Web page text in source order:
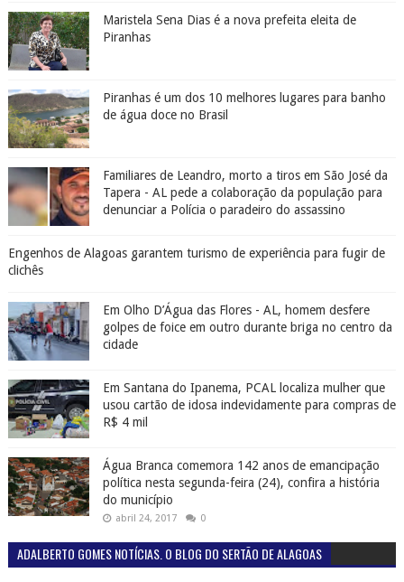
Maristela Sena Dias é a nova prefeita eleita de
Piranhas
Piranhas é um dos 10 melhores lugares para banho
de água doce no Brasil
Familiares de Leandro, morto a tiros em São José da
Tapera - AL pede a colaboração da população para
denunciar a Polícia o paradeiro do assassino
Engenhos de Alagoas garantem turismo de experiência para fugir de
clichês
Em Olho D’Água das Flores - AL, homem desfere
golpes de foice em outro durante briga no centro da
cidade
Em Santana do Ipanema, PCAL localiza mulher que
usou cartão de idosa indevidamente para compras de
R$ 4 mil
Água Branca comemora 142 anos de emancipação
política nesta segunda-feira (24), confira a história
do município
abril 24, 2017 0
ADALBERTO GOMES NOTÍCIAS. O BLOG DO SERTÃO DE ALAGOAS